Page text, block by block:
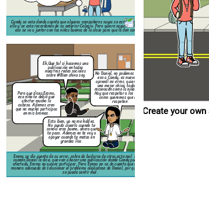
Candy se esta dando cuenta que algunos compañeros suyos se están burlando de
ella y se esta recordando de su anterior Colegio. Pero quiere seguir adelante, por
eso se va a juntar con los niños buenos de la clase para que le den consejos.
Emma se dio cuenta
cuando Daniel le dice,
afectada, Emma no
manera adecuada de
No Daniel, no podemos hacer
eso a Candy, es nueva. Ya
aprendí mi error, quiero ser
una mejor chica; todos me
reconocen como la niña mala.
Hay que respetar a los demás
como queremos que nos
respeten
Eh,Que tal si hacemos una
publicación en todas
nuestras redes sociales
sobre #Bien china soy
Pero que dices Emma,
esa niña te debió que
afectar mucho la
cabeza. Ademas creo
que no mucho participas
en mis bromas.
Esta bien, ya no me hables.
No puedo creerlo cuando te
conocí eras bueno, ahora que
te paso. Ademas no te voy a
apoyar cuando te metas en
grandes líos.
Emma se dio cuenta de su error, sobre de burlarse de otros esta mal. Por eso
cuando Daniel le dice, que van a hacer una publicación donde Candy puede ser
afectada, Emma no quiere participar. Pero Emma no se da cuenta que no es la
manera adecuada de solucionar el problema alejándose de Daniel, por que Daniel
se puede sentir mal.
Create your